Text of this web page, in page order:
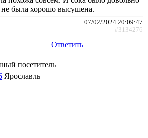
не была хорошо высушена.
07/02/2024 20:09:47
#3134276
Ответить
посетитель
Ярославль